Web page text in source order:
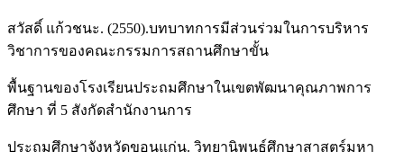
สวัสดิ์ แก้วชนะ. (2550).บทบาทการมีส่วนร่วมในการบริหาร
วิชาการของคณะกรรมการสถานศึกษาขั้น
พื้นฐานของโรงเรียนประถมศึกษาในเขตพัฒนาคุณภาพการ
ศึกษา ที่ 5 สังกัดสำนักงานการ
ประถมศึกษาจังหวัดขอนแก่น. วิทยานิพนธ์ศึกษาสาสตร์มหา